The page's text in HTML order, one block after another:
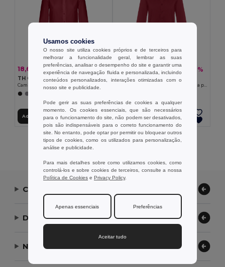
18,67 € 26,57 € -30%
TH Clothes 30154
Adicionar ao Carrinho
18,51 € 27,42 € -32%
TH Clothes 30152
Camisa popelina de manga comprida para senhora
Adicionar ao Carrinho
Exibindo Todos Os Produtos.
Contate-nos
Deixe-nos ajudar
Nossa Empresa
Usamos cookies
O nosso site utiliza cookies próprios e de terceiros para
melhorar a funcionalidade geral, lembrar as suas
preferências, analisar o desempenho do site e garantir uma
experiência de navegação fluida e personalizada, incluindo
conteúdos personalizados, interações otimizadas com o
nosso site e publicidade.
Pode gerir as suas preferências de cookies a qualquer
momento. Os cookies essenciais, que são necessários
para o funcionamento do site, não podem ser desativados,
pois são indispensáveis para o correto funcionamento do
site. No entanto, pode optar por permitir ou bloquear outros
tipos de cookies, como os utilizados para personalização,
análise e publicidade.
Para mais detalhes sobre como utilizamos cookies, como
controlá-los e sobre cookies de terceiros, consulte a nossa
Política de Cookies e Privacy Policy.
Apenas essenciais Preferências
Aceitar tudo